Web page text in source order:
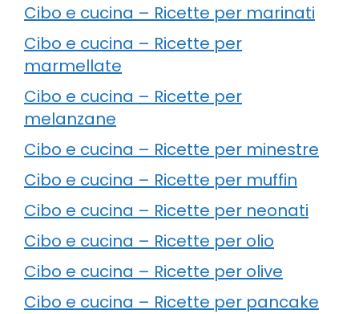
Cibo e cucina – Ricette per marinati
Cibo e cucina – Ricette per
marmellate
Cibo e cucina – Ricette per
melanzane
Cibo e cucina – Ricette per minestre
Cibo e cucina – Ricette per muffin
Cibo e cucina – Ricette per neonati
Cibo e cucina – Ricette per olio
Cibo e cucina – Ricette per olive
Cibo e cucina – Ricette per pancake